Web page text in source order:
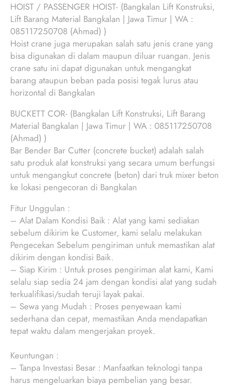
HOIST / PASSENGER HOIST- (Bangkalan Lift Konstruksi,
Lift Barang Material Bangkalan | Jawa Timur | WA :
085117250708 (Ahmad) )
Hoist crane juga merupakan salah satu jenis crane yang
bisa digunakan di dalam maupun diluar ruangan. Jenis
crane satu ini dapat digunakan untuk mengangkat
barang ataupun beban pada posisi tegak lurus atau
horizontal di Bangkalan
BUCKETT COR- (Bangkalan Lift Konstruksi, Lift Barang
Material Bangkalan | Jawa Timur | WA : 085117250708
(Ahmad) )
Bar Bender Bar Cutter (concrete bucket) adalah salah
satu produk alat konstruksi yang secara umum berfungsi
untuk mengangkut concrete (beton) dari truk mixer beton
ke lokasi pengecoran di Bangkalan
Fitur Unggulan :
– Alat Dalam Kondisi Baik : Alat yang kami sediakan
sebelum dikirim ke Customer, kami selalu melakukan
Pengecekan Sebelum pengiriman untuk memastikan alat
dikirim dengan kondisi Baik.
– Siap Kirim : Untuk proses pengiriman alat kami, Kami
selalu siap sedia 24 jam dengan kondisi alat yang sudah
terkualifikasi/sudah teruji layak pakai.
– Sewa yang Mudah : Proses penyewaan kami
sederhana dan cepat, memastikan Anda mendapatkan
tepat waktu dalam mengerjakan proyek.
Keuntungan :
– Tanpa Investasi Besar : Manfaatkan teknologi tanpa
harus mengeluarkan biaya pembelian yang besar.